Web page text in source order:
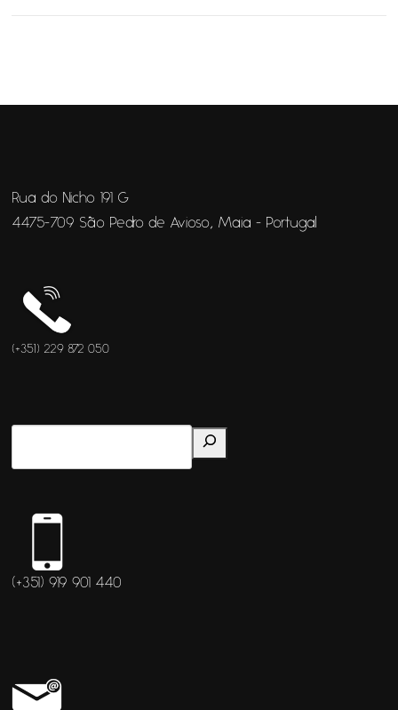
Rua do Nicho 191 G
4475-709 São Pedro de Avioso, Maia - Portugal
(+351) 229 872 050
(+351) 919 901 440